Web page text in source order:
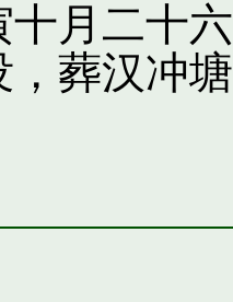
十月二十
葬汉冲